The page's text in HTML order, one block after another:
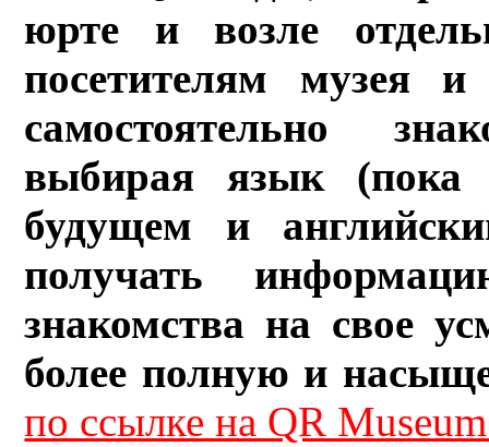
юрте и возле
посетителям музея и
самостоятельно
выбирая язык (пока
будущем и
получать
знакомства на свое
более полную и
по ссылке на QR